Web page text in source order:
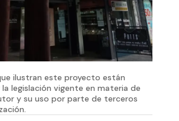
ilustran este proyecto están
legislación vigente en materia de
y su uso por parte de terceros